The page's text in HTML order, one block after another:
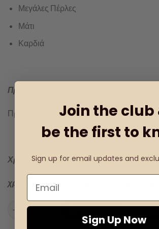
Μεγάλες Πέρλες
Μάτι
Καρδιά
Προθεσμίες
Προθεσμία παραγωγής: 1-2 εργάσιμες
Χρόνος παράδοσης εντός 1-3 ημερών
χρόνος εντός 1-15 ημερών για την
Κάτοχος των κλειδιών Γούρι 2023 ποσότητα
ΠΡΟΣΘΉΚΗ ΣΤΟ
Join the club
be the first to
Sign up for email updates and
Sign Up Now